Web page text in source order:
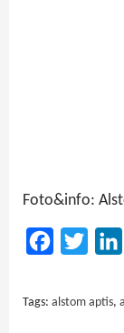
Foto&info:
FacebookTwitter
Tags: alstom aptis,